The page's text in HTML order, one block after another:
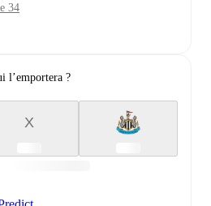
34
l’emportera ?
X